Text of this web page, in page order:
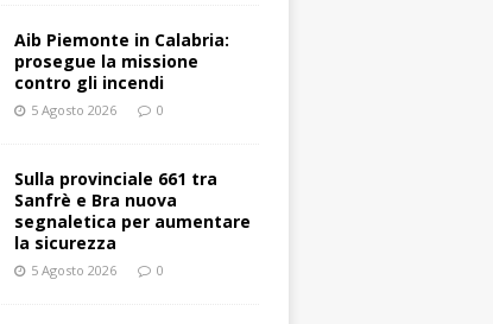
Aib Piemonte in Calabria:
prosegue la missione
contro gli incendi
5 Agosto 2026 0
Sulla provinciale 661 tra
Sanfrè e Bra nuova
segnaletica per aumentare
la sicurezza
5 Agosto 2026 0